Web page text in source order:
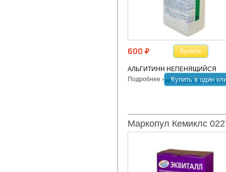
600 ¤ Купить
АЛЬГИТИНН НЕПЕНЯЩИЙСЯ
Подробнее ›
Купить в один
Маркопул Кемиклс